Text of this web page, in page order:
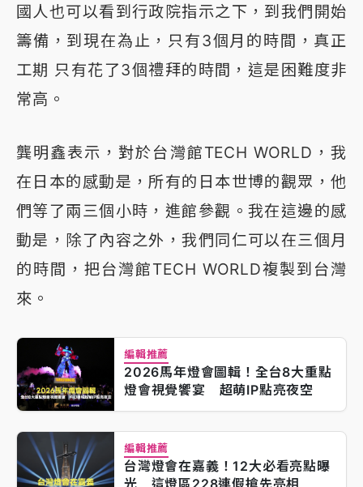
國人也可以看到行政院指示之下，到我們開始
籌備，到現在為止，只有3個月的時間，真正
工期 只有花了3個禮拜的時間，這是困難度非
常高。
龔明鑫表示，對於台灣館TECH WORLD，我
在日本的感動是，所有的日本世博的觀眾，他
們等了兩三個小時，進館參觀。我在這邊的感
動是，除了內容之外，我們同仁可以在三個月
的時間，把台灣館TECH WORLD複製到台灣
來。
編輯推薦
2026馬年燈會圖輯！全台8大重點
燈會視覺饗宴 超萌IP點亮夜空
編輯推薦
台灣燈會在嘉義！12大必看亮點曝